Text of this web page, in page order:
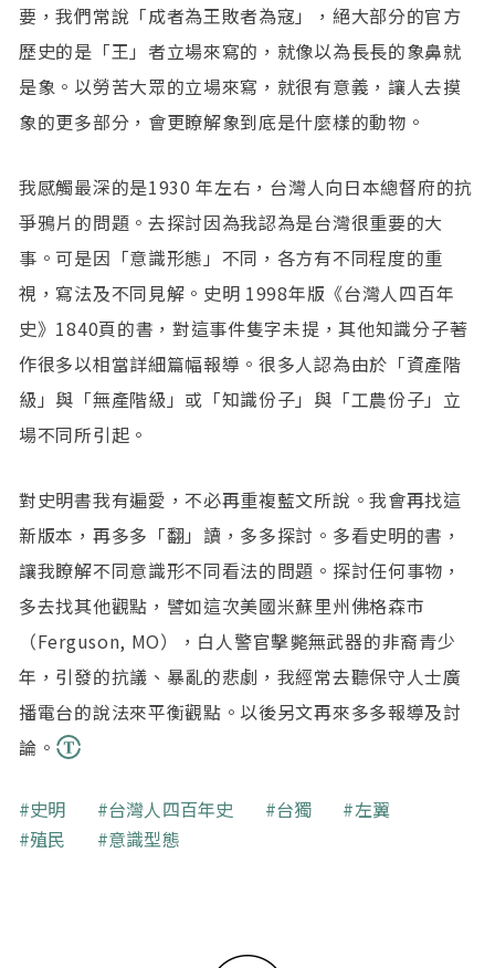
要，我們常說「成者為王敗者為寇」，絕大部分的官方
歷史的是「王」者立場來寫的，就像以為長長的象鼻就
是象。以勞苦大眾的立場來寫，就很有意義，讓人去摸
象的更多部分，會更瞭解象到底是什麼樣的動物。
我感觸最深的是1930 年左右，台灣人向日本總督府的抗
爭鴉片的問題。去探討因為我認為是台灣很重要的大
事。可是因「意識形態」不同，各方有不同程度的重
視，寫法及不同見解。史明 1998年版《台灣人四百年
史》1840頁的書，對這事件隻字未提，其他知識分子著
作很多以相當詳細篇幅報導。很多人認為由於「資產階
級」與「無產階級」或「知識份子」與「工農份子」立
場不同所引起。
對史明書我有遍愛，不必再重複藍文所說。我會再找這
新版本，再多多「翻」讀，多多探討。多看史明的書，
讓我瞭解不同意識形不同看法的問題。探討任何事物，
多去找其他觀點，譬如這次美國米蘇里州佛格森市
（Ferguson, MO），白人警官擊斃無武器的非裔青少
年，引發的抗議、暴亂的悲劇，我經常去聽保守人士廣
播電台的說法來平衡觀點。以後另文再來多多報導及討
論。
關鍵字
史明 台灣人四百年史 台獨
左翼
殖民
意識型態